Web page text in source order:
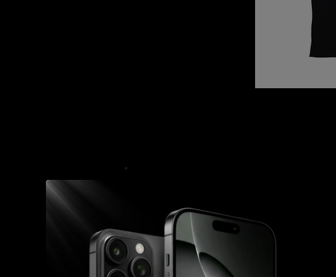
Join our newsletter and be the
news from combat sports and